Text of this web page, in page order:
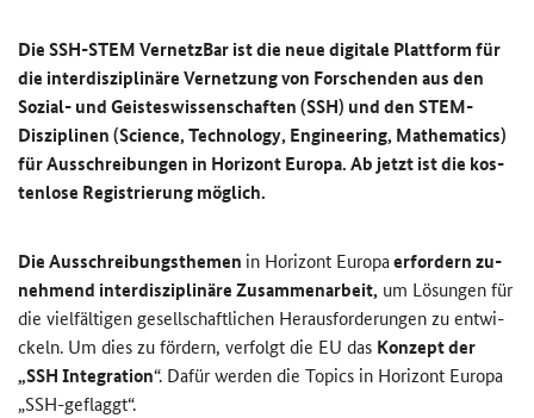
Die SSH-​STEM Ver­netz­Bar ist die neue di­gi­ta­le Platt­form für
die in­ter­dis­zi­pli­nä­re Ver­net­zung von For­schen­den aus den
Sozial-​ und Geis­tes­wis­sen­schaf­ten (SSH) und den STEM-​
Disziplinen (Science, Technology, Engineering, Mathematics)
für Aus­schrei­bun­gen in Ho­ri­zont Eu­ro­pa. Ab jetzt ist die kos­
ten­lo­se Re­gis­trie­rung mög­lich.
Die Aus­schrei­bungs­the­men in Ho­ri­zont Eu­ro­paer­for­dern zu­
neh­mend in­ter­dis­zi­pli­nä­re Zu­sam­men­ar­beit, um Lö­sun­gen für
die viel­fäl­ti­gen ge­sell­schaft­li­chen Her­aus­for­de­run­gen zu ent­wi­
ckeln. Um dies zu för­dern, ver­folgt die EU das Kon­zept der
„SSH Integration“. Dafür wer­den die Topics in Ho­ri­zont Eu­ro­pa
„SSH-geflaggt“.